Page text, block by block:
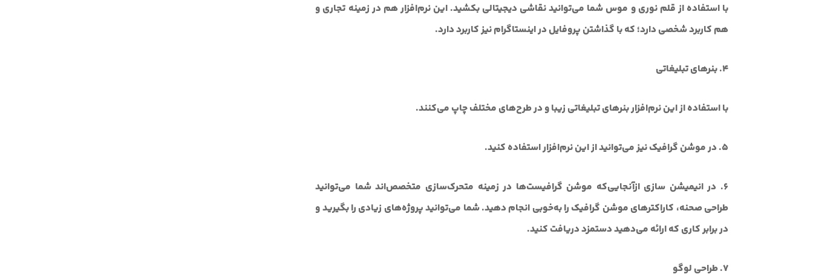
با استفاده از قلم نوری و موس شما می‌توانید نقاشی دیجیتالی بکشید. این نرم‌افزار هم در زمینه تجاری و
هم کاربرد شخصی دارد؛ که با گذاشتن پروفایل در اینستاگرام نیز کاربرد دارد.
4. بنرهای تبلیغاتی
با استفاده از این نرم‌افزار بنرهای تبلیغاتی زیبا و در طرح‌های مختلف چاپ می‌کنند.
5. در موشن گرافیک نیز می‌توانید از این نرم‌افزار استفاده کنید.
6. در انیمیشن سازی
ازآنجایی‌که موشن گرافیست‌ها در زمینه متحرک‌سازی متخصص‌اند شما می‌توانید
طراحی صحنه، کاراکترهای موشن گرافیک را به‌خوبی انجام دهید. شما می‌توانید پروژه‌های زیادی را بگیرید و
در برابر کاری که ارائه می‌دهید دستمزد دریافت کنید.
7. طراحی لوگو